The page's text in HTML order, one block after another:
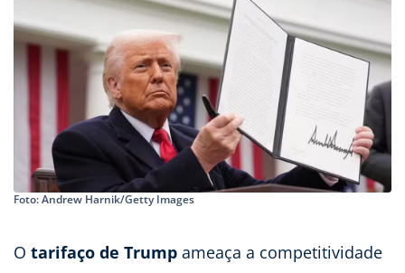
Foto: Andrew Harnik/Getty Images
O tarifaço de Trump ameaça a competitividade